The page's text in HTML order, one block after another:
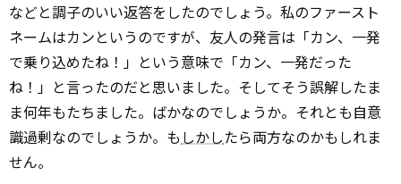
などと調子のいい返答をしたのでしょう。私のファースト
ネームはカンというのですが、友人の発言は「カン、一発
で乗り込めたね！」という意味で「カン、一発だった
ね！」と言ったのだと思いました。そしてそう誤解したま
ま何年もたちました。ばかなのでしょうか。それとも自意
識過剰なのでしょうか。も しかしたら両方なのかもしれま
せん。